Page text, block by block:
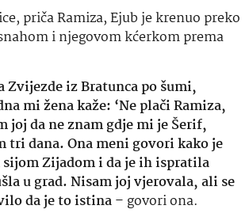
priča Ramiza, Ejub je krenuo preko
i njegovom kćerkom prema
Zvijezde iz Bratunca po šumi,
mi žena kaže: ‘Ne plači Ramiza,
joj da ne znam gdje mi je Šerif,
tri dana. Ona meni govori kako je
Zijadom i da je ih ispratila
u grad. Nisam joj vjerovala, ali se
da je to istina– govori ona.